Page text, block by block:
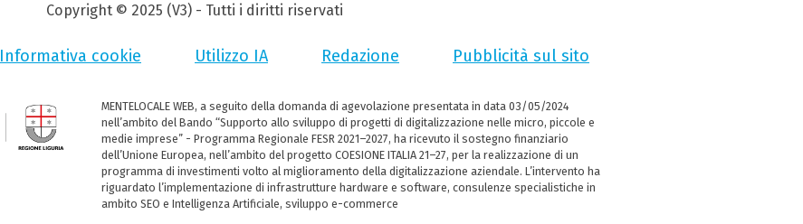
Copyright © 2025 (V3) - Tutti i diritti riservati
Informativa cookie Utilizzo IA Redazione Pubblicità sul sito
MENTELOCALE WEB, a seguito della domanda di agevolazione presentata in data 03/05/2024
nell’ambito del Bando “Supporto allo sviluppo di progetti di digitalizzazione nelle micro, piccole e
medie imprese” - Programma Regionale FESR 2021–2027, ha ricevuto il sostegno finanziario
dell’Unione Europea, nell’ambito del progetto COESIONE ITALIA 21–27, per la realizzazione di un
programma di investimenti volto al miglioramento della digitalizzazione aziendale. L’intervento ha
riguardato l’implementazione di infrastrutture hardware e software, consulenze specialistiche in
ambito SEO e Intelligenza Artificiale, sviluppo e-commerce